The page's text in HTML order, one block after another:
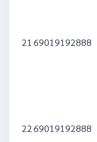
21 69019192888
2269019192888